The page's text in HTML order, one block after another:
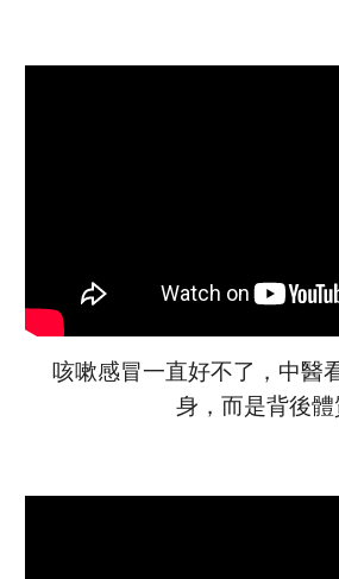
咳嗽感冒一直好不了，中醫
身，而是背後